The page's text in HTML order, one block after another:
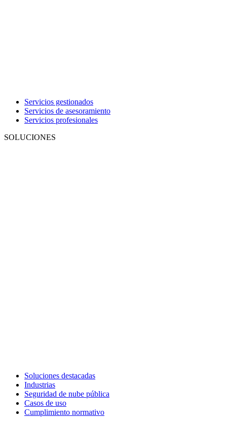
Servicios gestionados
Servicios de asesoramiento
Servicios profesionales
SOLUCIONES
Soluciones destacadas
Industrias
Seguridad de nube pública
Casos de uso
Cumplimiento normativo